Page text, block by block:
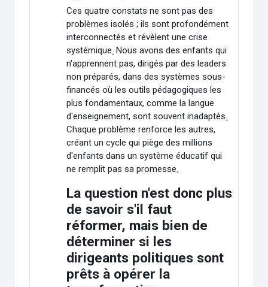
Ces quatre constats ne sont pas des
problèmes isolés ; ils sont profondément
interconnectés et révèlent une crise
systémique. Nous avons des enfants qui
n'apprennent pas, dirigés par des leaders
non préparés, dans des systèmes sous-
financés où les outils pédagogiques les
plus fondamentaux, comme la langue
d'enseignement, sont souvent inadaptés.
Chaque problème renforce les autres,
créant un cycle qui piège des millions
d'enfants dans un système éducatif qui
ne remplit pas sa promesse.
La question n'est donc plus
de savoir s'il faut
réformer, mais bien de
déterminer si les
dirigeants politiques sont
prêts à opérer la